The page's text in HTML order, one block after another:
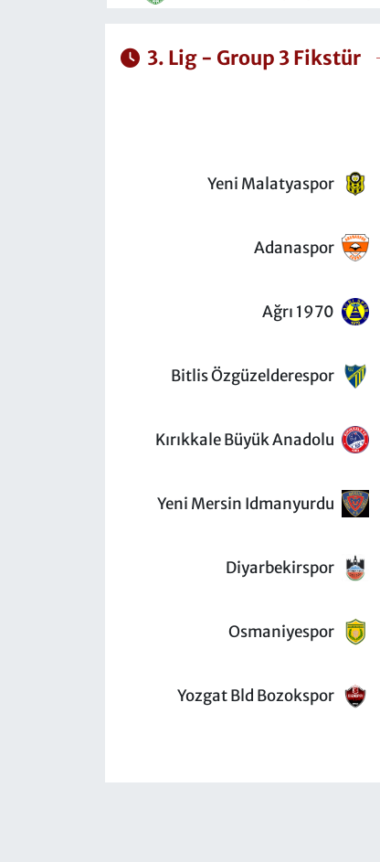
3. Lig - Group 3 Fikstür
Yeni Malatyaspor
Adanaspor
Ağrı 1970
Bitlis Özgüzelderespor
Kırıkkale Büyük Anadolu
Yeni Mersin Idmanyurdu
Diyarbekirspor
Osmaniyespor
Yozgat Bld Bozokspor